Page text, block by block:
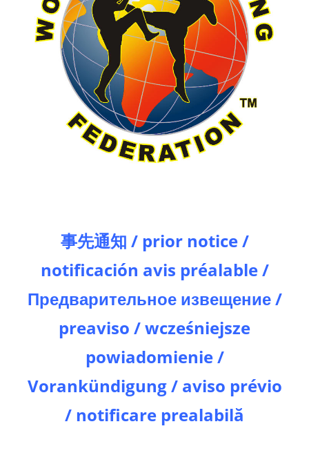
事先通知 / prior notice /
notificación avis préalable /
Предварительное извещение /
preaviso / wcześniejsze
powiadomienie /
Vorankündigung / aviso prévio
/ notificare prealabilă